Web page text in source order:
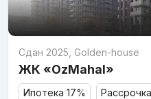
Сдан 2025 Golden-house
ЖК «OzMahal»
Ипотека 17% Рассрочка